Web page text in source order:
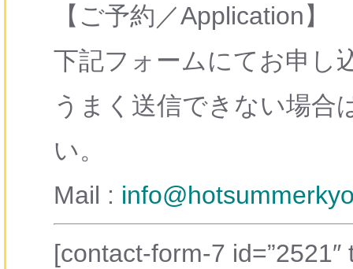
【ご予約／Application】
下記フォームにてお申し
うまく送信できない場合
い。
Mail :
[contact-form-7